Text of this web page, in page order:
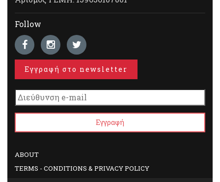
Follow
Εγγραφή στο newsletter
ABOUT
TERMS - CONDITIONS & PRIVACY POLICY